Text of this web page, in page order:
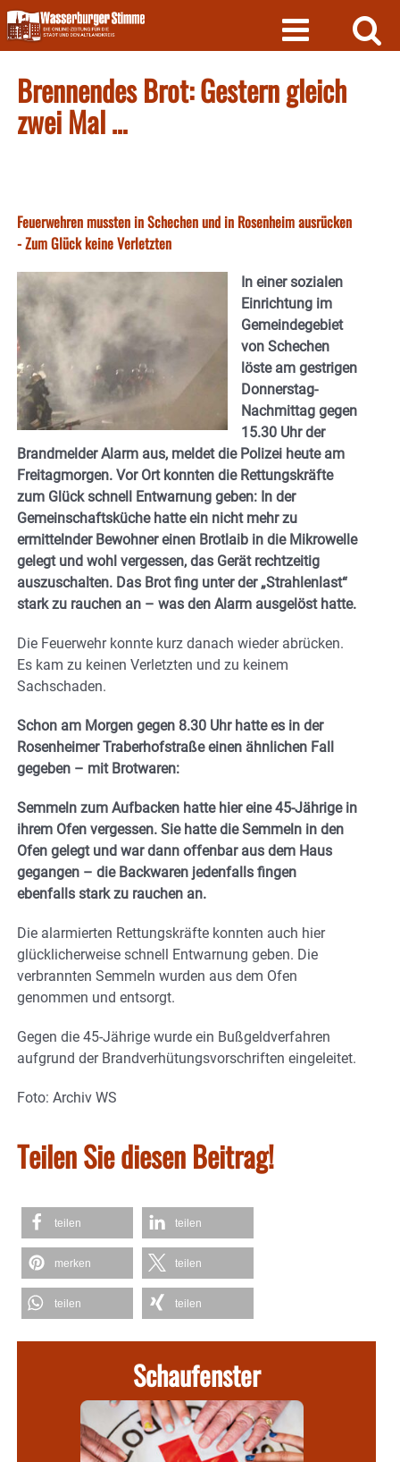
Skip
to
content
Brennendes Brot: Gestern gleich
zwei Mal …
Feuerwehren mussten in Schechen und in Rosenheim ausrücken
- Zum Glück keine Verletzten
In einer sozialen
Einrichtung im
Gemeindegebiet
von Schechen
löste am gestrigen
Donnerstag-
Nachmittag gegen
15.30 Uhr der
Brandmelder Alarm aus, meldet die Polizei heute am
Freitagmorgen. Vor Ort konnten die Rettungskräfte
zum Glück schnell Entwarnung geben: In der
Gemeinschaftsküche hatte ein nicht mehr zu
ermittelnder Bewohner einen Brotlaib in die Mikrowelle
gelegt und wohl vergessen, das Gerät rechtzeitig
auszuschalten. Das Brot fing unter der „Strahlenlast“
stark zu rauchen an – was den Alarm ausgelöst hatte.
Die Feuerwehr konnte kurz danach wieder abrücken.
Es kam zu keinen Verletzten und zu keinem
Sachschaden.
Schon am Morgen gegen 8.30 Uhr hatte es in der
Rosenheimer Traberhofstraße einen ähnlichen Fall
gegeben – mit Brotwaren:
Semmeln zum Aufbacken hatte hier eine 45-Jährige in
ihrem Ofen vergessen. Sie hatte die Semmeln in den
Ofen gelegt und war dann offenbar aus dem Haus
gegangen – die Backwaren jedenfalls fingen
ebenfalls stark zu rauchen an.
Die alarmierten Rettungskräfte konnten auch hier
glücklicherweise schnell Entwarnung geben. Die
verbrannten Semmeln wurden aus dem Ofen
genommen und entsorgt.
Gegen die 45-Jährige wurde ein Bußgeldverfahren
aufgrund der Brandverhütungsvorschriften eingeleitet.
Foto: Archiv WS
Teilen Sie diesen Beitrag!
teilen teilen
merken teilen
teilen teilen
Schaufenster